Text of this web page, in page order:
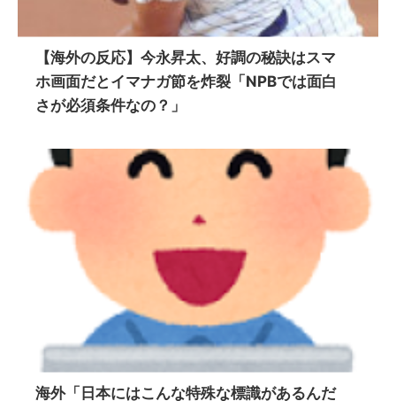
【海外の反応】今永昇太、好調の秘訣はスマ
ホ画面だとイマナガ節を炸裂「NPBでは面白
さが必須条件なの？」
海外「日本にはこんな特殊な標識があるんだ